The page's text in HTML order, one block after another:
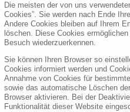
Die meisten der von uns
Cookies”. Sie werden nach Ende
Andere Cookies bleiben auf Ihrem
löschen. Diese Cookies
Besuch wiederzuerkennen.
Sie können Ihren Browser so
Cookies informiert werden und
Annahme von Cookies für
sowie das automatische Löschen
Browser aktivieren. Bei der
Funktionalität dieser Website